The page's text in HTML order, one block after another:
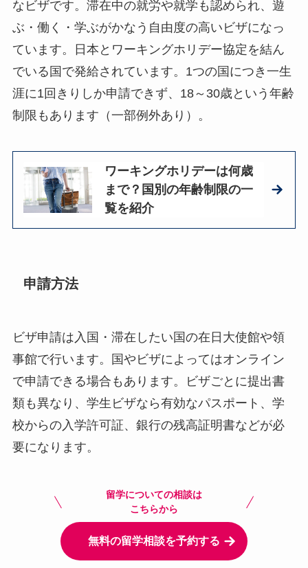
なビザです。滞在中の就労や就学も認められ、遊
ぶ・働く・学ぶがかなう自由度の高いビザになっ
ています。日本とワーキングホリデー協定を結ん
でいる国で発給されています。1つの国につき一生
涯に1回きりしか申請できず、18～30歳という年齢
制限もあります（一部例外あり）。
ワーキングホリデーは何歳
まで？国別の年齢制限の一
覧を紹介
申請方法
ビザ申請は入国・滞在したい国の在日大使館や領
事館で行います。国やビザによってはオンライン
で申請できる場合もあります。ビザごとに提出書
類も異なり、学生ビザなら有効なパスポート、学
校からの入学許可証、銀行の残高証明書などが必
要になります。
留学についての相談は
こちらから
無料の留学相談を予約する